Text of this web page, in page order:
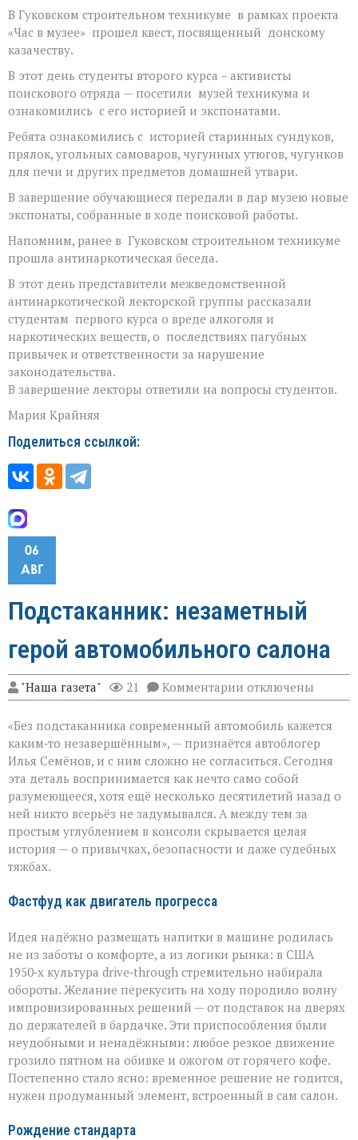
В Гуковском строительном техникуме в рамках проекта
«Час в музее» прошел квест, посвященный донскому
казачеству.
В этот день студенты второго курса – активисты
поискового отряда — посетили музей техникума и
ознакомились с его историей и экспонатами.
Ребята ознакомились с историей старинных сундуков,
прялок, угольных самоваров, чугунных утюгов, чугунков
для печи и других предметов домашней утвари.
В завершение обучающиеся передали в дар музею новые
экспонаты, собранные в ходе поисковой работы.
Напомним, ранее в Гуковском строительном техникуме
прошла антинаркотическая беседа.
В этот день представители межведомственной
антинаркотической лекторской группы рассказали
студентам первого курса о вреде алкоголя и
наркотических веществ, о последствиях пагубных
привычек и ответственности за нарушение
законодательства.
В завершение лекторы ответили на вопросы студентов.
Мария Крайняя
Поделиться ссылкой:
06
АВГ
Подстаканник: незаметный
герой автомобильного салона
"Наша газета" 21 Комментарии к
записи
незаметный
герой
автомобильного
салона
отключены
«Без подстаканника современный автомобиль кажется
каким‑то незавершённым», — признаётся автоблогер
Илья Семёнов, и с ним сложно не согласиться. Сегодня
эта деталь воспринимается как нечто само собой
разумеющееся, хотя ещё несколько десятилетий назад о
ней никто всерьёз не задумывался. А между тем за
простым углублением в консоли скрывается целая
история — о привычках, безопасности и даже судебных
тяжбах.
Фастфуд как двигатель прогресса
Идея надёжно размещать напитки в машине родилась
не из заботы о комфорте, а из логики рынка: в США
1950‑х культура drive‑through стремительно набирала
обороты. Желание перекусить на ходу породило волну
импровизированных решений — от подставок на дверях
до держателей в бардачке. Эти приспособления были
неудобными и ненадёжными: любое резкое движение
грозило пятном на обивке и ожогом от горячего кофе.
Постепенно стало ясно: временное решение не годится,
нужен продуманный элемент, встроенный в сам салон.
Рождение стандарта